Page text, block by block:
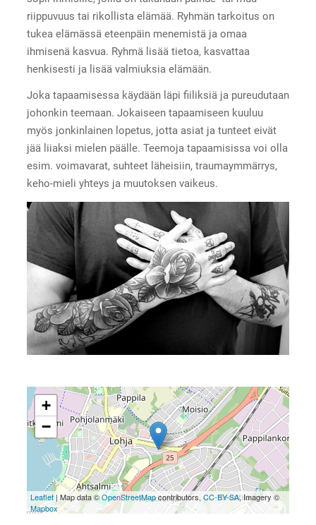
riippuvuus tai rikollista elämää. Ryhmän tarkoitus on
tukea elämässä eteenpäin menemistä ja omaa
ihmisenä kasvua. Ryhmä lisää tietoa, kasvattaa
henkisesti ja lisää valmiuksia elämään.
Joka tapaamisessa käydään läpi fiiliksiä ja pureudutaan
johonkin teemaan. Jokaiseen tapaamiseen kuuluu
myös jonkinlainen lopetus, jotta asiat ja tunteet eivät
jää liiaksi mielen päälle. Teemoja tapaamisissa voi olla
esim. voimavarat, suhteet läheisiin, traumaymmärrys,
keho-mieli yhteys ja muutoksen vaikeus.
+
−
Leaflet| Map data ©OpenStreetMapcontributors,CC-BY-SA, Imagery ©
Mapbox